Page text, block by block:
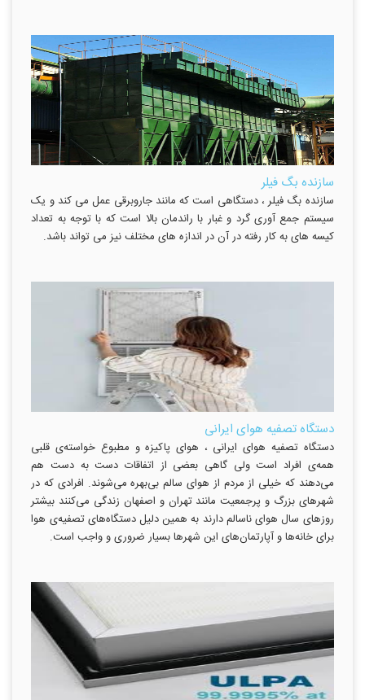
سازنده بگ فیلر
سازنده بگ فیلر ، دستگاهی است که مانند جاروبرقی عمل می کند و یک
سیستم جمع آوری گرد و غبار با راندمان بالا است که با توجه به تعداد
کیسه های به کار رفته در آن در اندازه های مختلف نیز می تواند باشد.
دستگاه تصفیه هوای ایرانی
دستگاه تصفیه هوای ایرانی ، هوای پاکیزه و مطبوع خواسته‌ی قلبی
همه‌ی افراد است ولی گاهی بعضی از اتفاقات دست به دست هم
می‌‌دهند که خیلی از مردم از هوای سالم بی‌بهره می‌شوند. افرادی که در
شهرهای بزرگ و پرجمعیت مانند تهران و اصفهان زندگی می‌کنند بیشتر
روزهای سال هوای ناسالم دارند به همین دلیل دستگاه‌های تصفیه‌ی هوا
برای خانه‌ها و آپارتمان‌های این شهرها بسیار ضروری و واجب است.